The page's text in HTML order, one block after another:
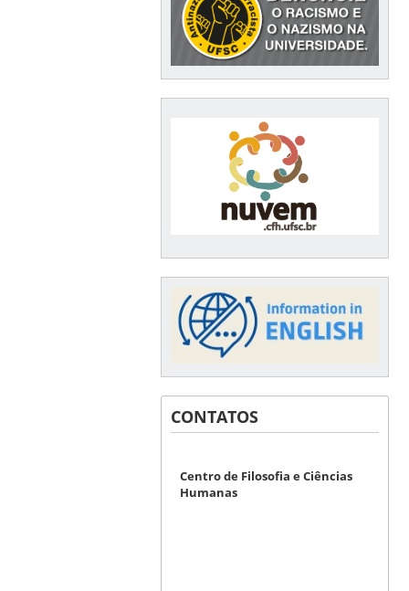
CONTATOS
Centro de Filosofia e Ciências
Humanas